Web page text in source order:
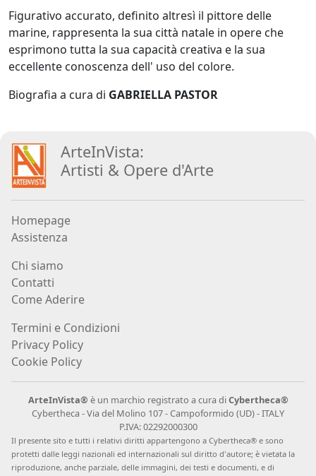
Ivana
Bomben
Walter
Andrea
Rikkardo
Nilo
Cabai
Alessandro
Cadamuro
Giancarlo
Caneva
Figurativo accurato, definito altresì il pittore delle
marine, rappresenta la sua città natale in opere che
esprimono tutta la sua capacità creativa e la sua
eccellente conoscenza dell' uso del colore.
​Biografia a cura di GABRIELLA PASTOR
ArteInVista:
Artisti & Opere d'Arte
Homepage
Assistenza
Chi siamo
Contatti
Come Aderire
Termini e Condizioni
Privacy Policy
Cookie Policy
ArteInVista® è un marchio registrato a cura diCybertheca®
Cybertheca - Via del Molino 107 - Campoformido (UD) - ITALY
P.IVA: 02292000300
Il presente sito e tutti i relativi diritti appartengono a Cybertheca® e sono
protetti dalle leggi nazionali ed internazionali sul diritto d'autore; è vietata la
riproduzione, anche parziale, delle immagini, dei testi e documenti, e di